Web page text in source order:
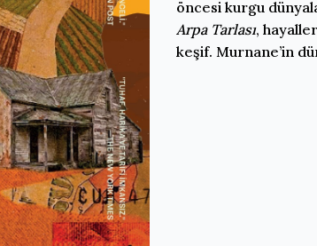
öncesi kurgu
Arpa Tarlası,
keşif. Murnane’in